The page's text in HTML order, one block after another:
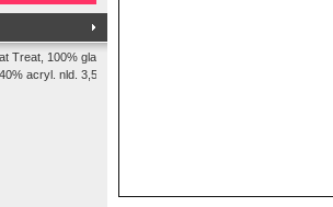
Treat, 100% glanskatoen,25 gr.
acryl. nld. 3,5-4. ca. 140m, 50 gr.